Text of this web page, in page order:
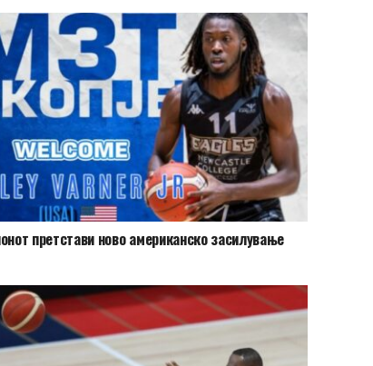
претстави ново американско засилување